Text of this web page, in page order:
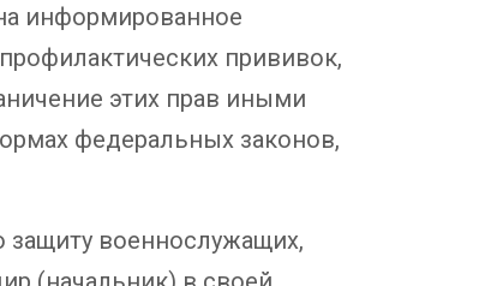
информированное
прививок,
этих прав иными
федеральных законов,
защиту военнослужащих,